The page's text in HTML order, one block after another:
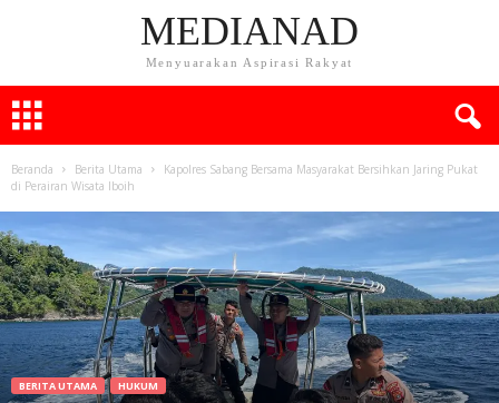
MEDIANAD
Menyuarakan Aspirasi Rakyat
Beranda Berita Utama
Kapolres Sabang Bersama Masyarakat Bersihkan Jaring Pukat
di Perairan Wisata Iboih
BERITA UTAMA HUKUM